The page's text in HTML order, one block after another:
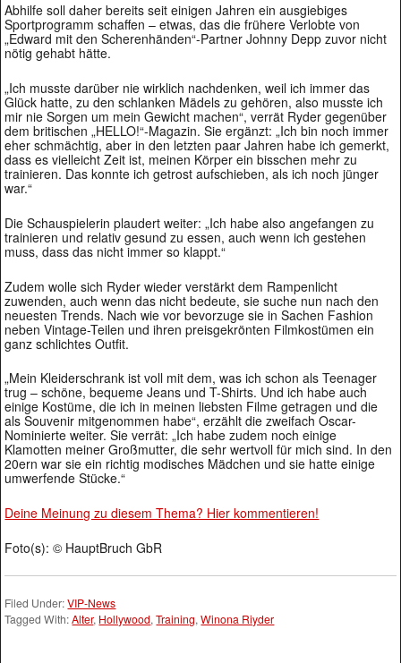
Abhilfe soll daher bereits seit einigen Jahren ein ausgiebiges
Sportprogramm schaffen – etwas, das die frühere Verlobte von
„Edward mit den Scherenhänden“-Partner Johnny Depp zuvor nicht
nötig gehabt hätte.
„Ich musste darüber nie wirklich nachdenken, weil ich immer das
Glück hatte, zu den schlanken Mädels zu gehören, also musste ich
mir nie Sorgen um mein Gewicht machen“, verrät Ryder gegenüber
dem britischen „HELLO!“-Magazin. Sie ergänzt: „Ich bin noch immer
eher schmächtig, aber in den letzten paar Jahren habe ich gemerkt,
dass es vielleicht Zeit ist, meinen Körper ein bisschen mehr zu
trainieren. Das konnte ich getrost aufschieben, als ich noch jünger
war.“
Die Schauspielerin plaudert weiter: „Ich habe also angefangen zu
trainieren und relativ gesund zu essen, auch wenn ich gestehen
muss, dass das nicht immer so klappt.“
Zudem wolle sich Ryder wieder verstärkt dem Rampenlicht
zuwenden, auch wenn das nicht bedeute, sie suche nun nach den
neuesten Trends. Nach wie vor bevorzuge sie in Sachen Fashion
neben Vintage-Teilen und ihren preisgekrönten Filmkostümen ein
ganz schlichtes Outfit.
„Mein Kleiderschrank ist voll mit dem, was ich schon als Teenager
trug – schöne, bequeme Jeans und T-Shirts. Und ich habe auch
einige Kostüme, die ich in meinen liebsten Filme getragen und die
als Souvenir mitgenommen habe“, erzählt die zweifach Oscar-
Nominierte weiter. Sie verrät: „Ich habe zudem noch einige
Klamotten meiner Großmutter, die sehr wertvoll für mich sind. In den
20ern war sie ein richtig modisches Mädchen und sie hatte einige
umwerfende Stücke.“
Deine Meinung zu diesem Thema? Hier kommentieren!
Foto(s): © HauptBruch GbR
Filed Under:VIP-News
Tagged With:Alter, Hollywood,Training,Winona Riyder